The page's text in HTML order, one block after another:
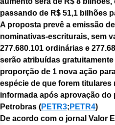
passando de R$ 51,1 bilhões
A proposta prevê a emissão
nominativas-escriturais, sem
277.680.101 ordinárias e
serão atribuídas
proporção de 1 nova ação
espécie de que forem titulares
informada após aprovação do
Petrobras (PETR3; PETR4)
De acordo com o jornal Valor